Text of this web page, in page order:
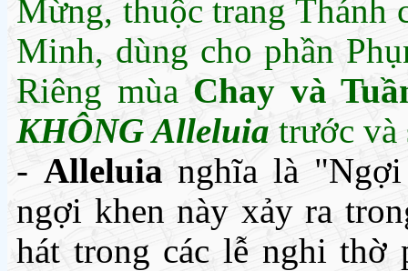
Mừng, thuộc trang Thánh
Minh, dùng cho phần
Riêng mùa Chay và
KHÔNG Alleluia trước và
- Alleluia nghĩa là
ngợi khen này xảy ra
hát trong các lễ nghi thờ